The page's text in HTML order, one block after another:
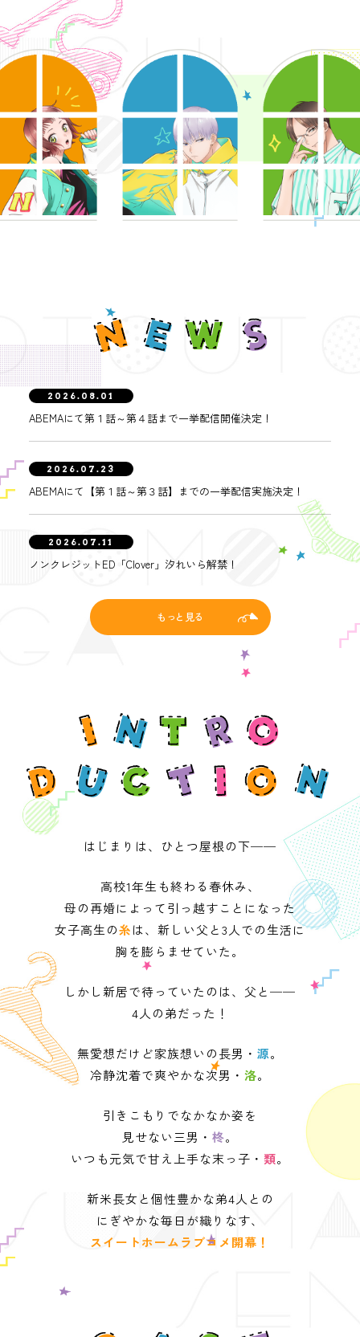
2026.08.01
ABEMAにて第１話～第４話まで一挙配信開催決定！
2026.07.23
ABEMAにて【第１話～第３話】までの一挙配信実施決定！
2026.07.11
ノンクレジットED「Clover」汐れいら解禁！
もっと見る
はじまりは、ひとつ屋根の下──
高校1年生も終わる春休み、
母の再婚によって引っ越すことになった
女子高生の糸は、新しい父と3人での生活に
胸を膨らませていた。
しかし新居で待っていたのは、父と──
4人の弟だった！
無愛想だけど家族想いの長男・ 源。
冷静沈着で爽やかな次男・ 洛。
引きこもりでなかなか姿を
見せない三男・ 柊。
いつも元気で甘え上手な末っ子・ 類。
新米長女と個性豊かな弟4人との
にぎやかな毎日が織りなす、
スイートホームラブコメ開幕！